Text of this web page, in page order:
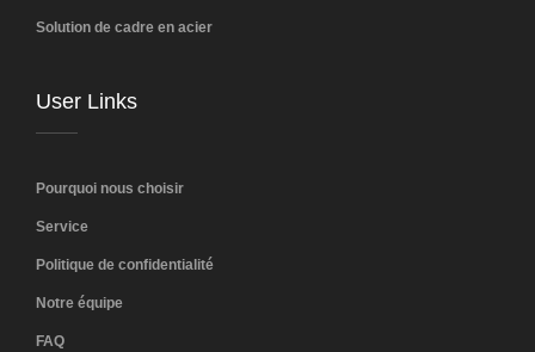
Solution de cadre en acier
User Links
Pourquoi nous choisir
Service
Politique de confidentialité
Notre équipe
FAQ